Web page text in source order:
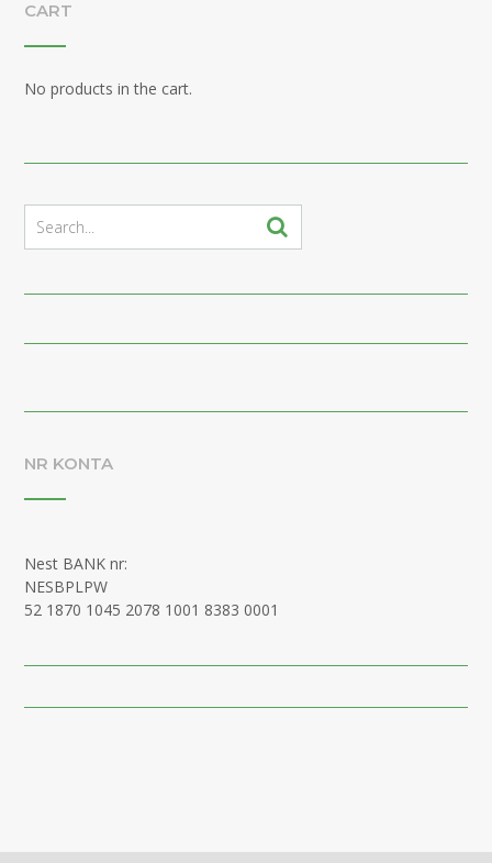
CART
No products in the cart.
NR KONTA
Nest BANK nr:
NESBPLPW
52 1870 1045 2078 1001 8383 0001